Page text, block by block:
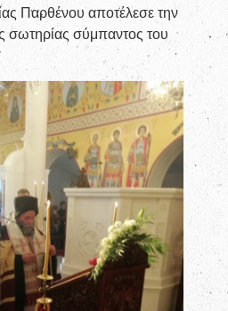
Παρθένου αποτέλεσε την
σωτηρίας σύμπαντος του